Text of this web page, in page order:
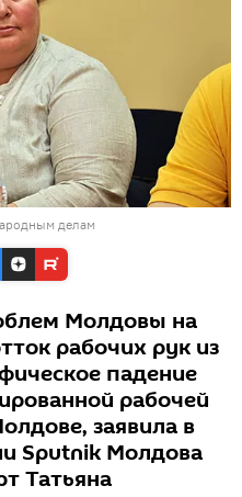
делам
Молдовы на
рабочих рук из
падение
рабочей
заявила в
Sputnik Молдова
Татьяна